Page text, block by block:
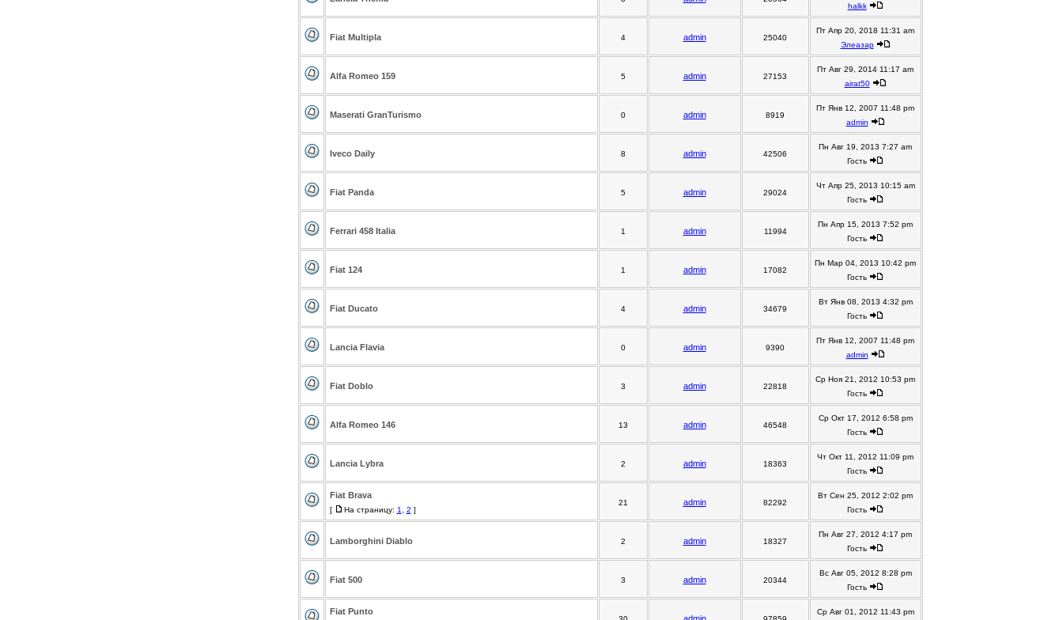
halkk
Fiat Multipla 4 admin 25040
Пт Апр 20, 2018 11:31 am
Элеазар
Alfa Romeo 159 5 admin 27153
Пт Авг 29, 2014 11:17 am
airat50
Maserati GranTurismo 0 admin 8919
Пт Янв 12, 2007 11:48 pm
admin
Iveco Daily 8 admin 42506
Пн Авг 19, 2013 7:27 am
Гость
Fiat Panda 5 admin 29024
Чт Апр 25, 2013 10:15 am
Гость
Ferrari 458 Italia 1 admin 11994
Пн Апр 15, 2013 7:52 pm
Гость
Fiat 124 1 admin 17082
Пн Мар 04, 2013 10:42 pm
Гость
Fiat Ducato 4 admin 34679
Вт Янв 08, 2013 4:32 pm
Гость
Lancia Flavia 0 admin 9390
Пт Янв 12, 2007 11:48 pm
admin
Fiat Doblo 3 admin 22818
Ср Ноя 21, 2012 10:53 pm
Гость
Alfa Romeo 146 13 admin 46548
Ср Окт 17, 2012 6:58 pm
Гость
Lancia Lybra 2 admin 18363
Чт Окт 11, 2012 11:09 pm
Гость
Fiat Brava
[ На страницу: 1 2 ]
21 admin 82292
Вт Сен 25, 2012 2:02 pm
Гость
Lamborghini Diablo 2 admin 18327
Пн Авг 27, 2012 4:17 pm
Гость
Fiat 500 3 admin 20344
Вс Авг 05, 2012 8:28 pm
Гость
Fiat Punto
Ср Авг 01, 2012 11:43 pm